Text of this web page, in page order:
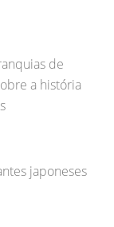
de
a história
japoneses